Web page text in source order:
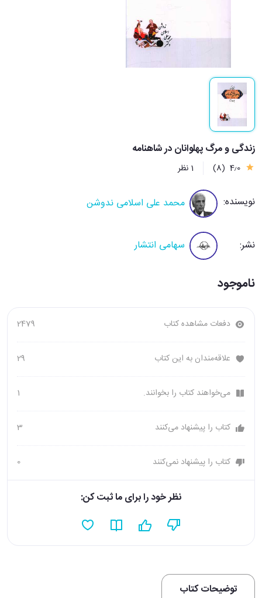
زندگی و مرگ پهلوانان در شاهنامه
4٫0 (8) 1 نظر
نویسنده: محمد علی اسلامی ندوشن
نشر: سهامی انتشار
ناموجود
دفعات مشاهده کتاب 2479
علاقه‌مندان به این کتاب 29
می‌خواهند کتاب را بخوانند. 1
کتاب را پیشنهاد می‌کنند 3
کتاب را پیشنهاد نمی‌کنند 0
نظر خود را برای ما ثبت کن:
توضیحات کتاب